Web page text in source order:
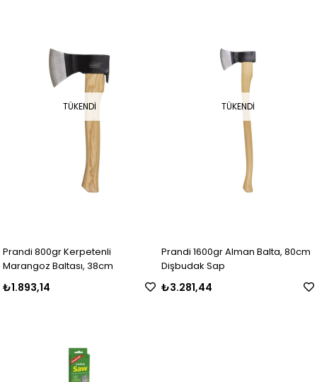
TÜKENDI
Prandi 800gr Kerpetenli
Marangoz Baltası, 38cm
₺1.893,14
TÜKENDI
Prandi 1600gr Alman Balta, 80cm
Dişbudak Sap
₺3.281,44